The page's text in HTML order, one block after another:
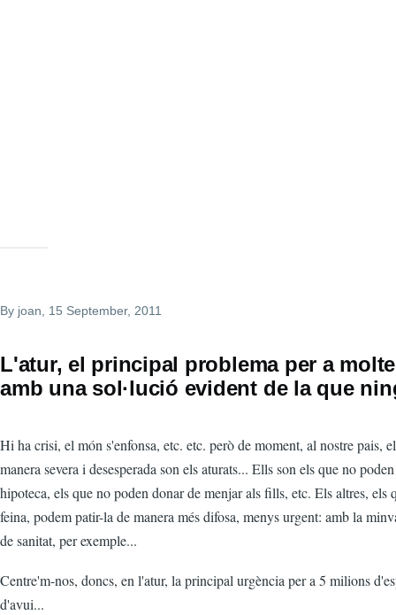
By joan , 15 September, 2011
L'atur, el principal problema per a
amb una sol·lució evident de la que
Hi ha crisi, el món s'enfonsa, etc. etc. però de moment, al nostre pais,
manera severa i desesperada son els aturats... Ells son els que no
hipoteca, els que no poden donar de menjar als fills, etc. Els altres, els
feina, podem patir-la de manera més difosa, menys urgent: amb la
de sanitat, per exemple...
Centre'm-nos, doncs, en l'atur, la principal urgència per a 5 milions
d'avui...